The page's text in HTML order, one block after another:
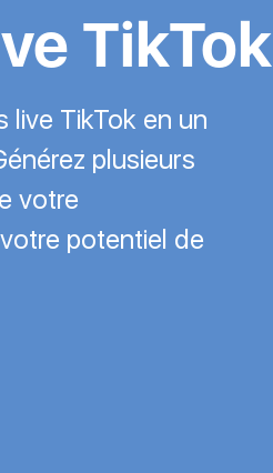
TikTok
live TikTok en un
plusieurs
votre
potentiel de